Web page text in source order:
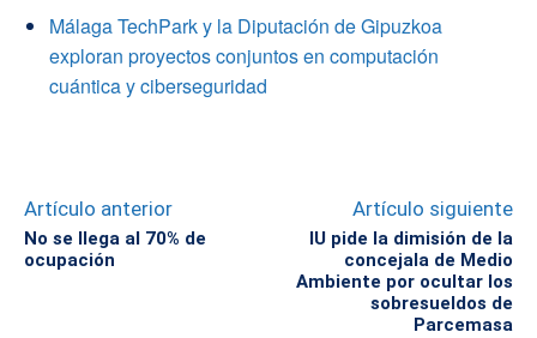
Málaga TechPark y la Diputación de Gipuzkoa
exploran proyectos conjuntos en computación
cuántica y ciberseguridad
Artículo anterior
No se llega al 70% de
ocupación
Artículo siguiente
IU pide la dimisión de la
concejala de Medio
Ambiente por ocultar los
sobresueldos de
Parcemasa